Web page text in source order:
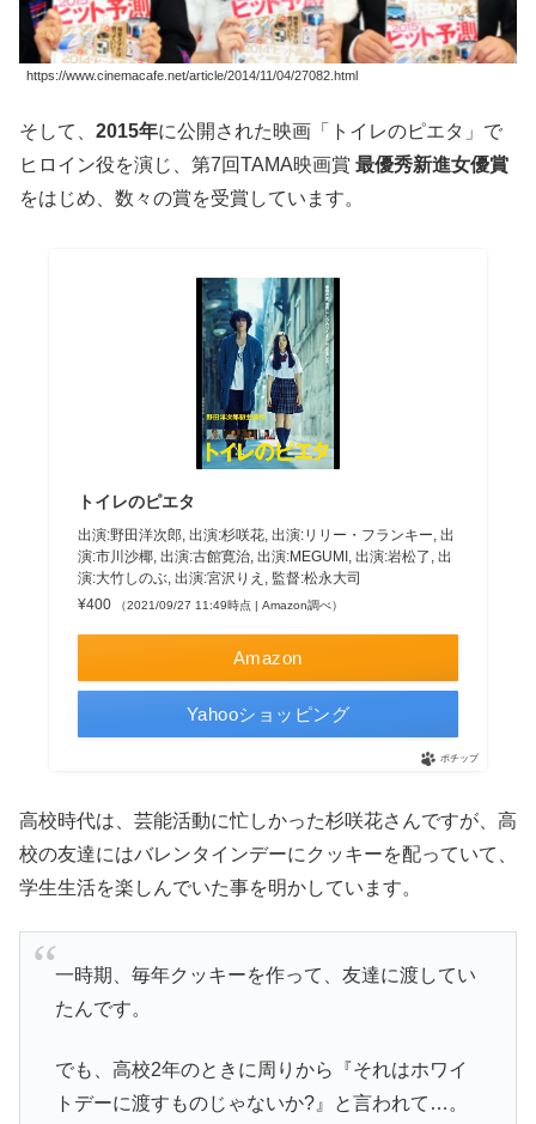
https://www.cinemacafe.net/article/2014/11/04/27082.html
そして、 2015年に公開された映画「トイレのピエタ」で
ヒロイン役を演じ、第7回TAMA映画賞 最優秀新進女優賞
をはじめ、数々の賞を受賞しています。
トイレのピエタ
出演:野田洋次郎, 出演:杉咲花, 出演:リリー・フランキー, 出
演:市川沙椰, 出演:古館寛治, 出演:MEGUMI, 出演:岩松了, 出
演:大竹しのぶ, 出演:宮沢りえ, 監督:松永大司
¥400
（2021/09/27 11:49時点 | Amazon調べ）
Amazon
Yahooショッピング
ポチップ
高校時代は、芸能活動に忙しかった杉咲花さんですが、高
校の友達にはバレンタインデーにクッキーを配っていて、
学生生活を楽しんでいた事を明かしています。
一時期、毎年クッキーを作って、友達に渡してい
たんです。
でも、高校2年のときに周りから『それはホワイ
トデーに渡すものじゃないか?』と言われて…。